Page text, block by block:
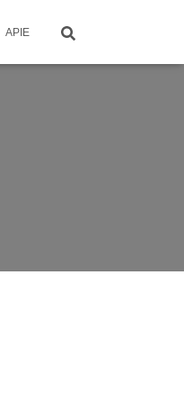
APIE